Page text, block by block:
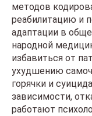
методов
реабилитацию и
адаптации в
народной
избавиться от
ухудшению
горячки и
зависимости,
работают